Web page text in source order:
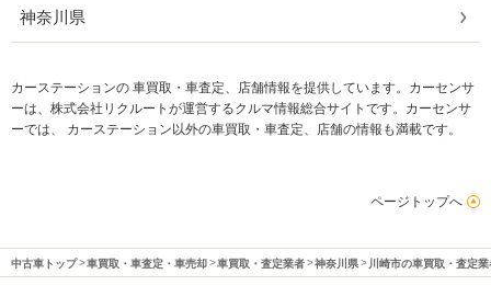
神奈川県
カーステーションの 車買取・車査定、店舗情報を提供しています。カーセンサ
ーは、株式会社リクルートが運営するクルマ情報総合サイトです。カーセンサ
ーでは、 カーステーション以外の車買取・車査定、店舗の情報も満載です。
ページトップへ
中古車トップ 車買取・車査定・車売却 車買取・査定業者 神奈川県 川崎市の車買取・査定